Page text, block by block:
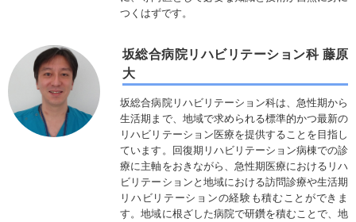
つくはずです。
坂総合病院リハビリテーション科 藤原
大
坂総合病院リハビリテーション科は、急性期から
生活期まで、地域で求められる標準的かつ最新の
リハビリテーション医療を提供することを目指し
ています。回復期リハビリテーション病棟での診
療に主軸をおきながら、急性期医療におけるリハ
ビリテーションと地域における訪問診療や生活期
リハビリテーションの経験も積むことができま
す。地域に根ざした病院で研鑽を積むことで、地